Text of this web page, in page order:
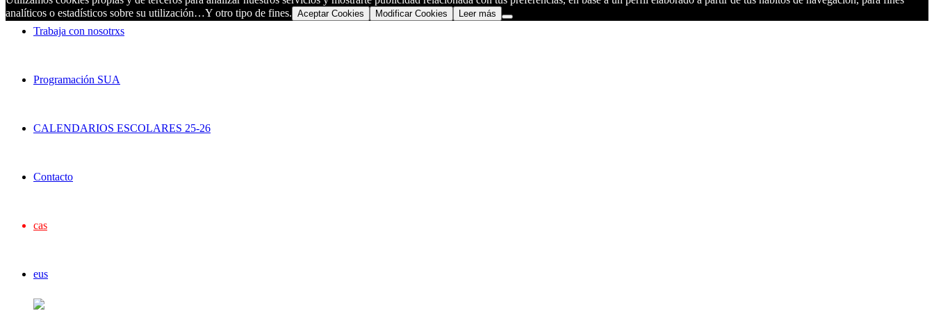
Trabaja con nosotrxs
Programación SUA
CALENDARIOS ESCOLARES 25-26
Contacto
cas
eus
analíticos o estadísticos sobre su utilización…Y otro tipo de fines. Aceptar Cookies Modificar Cookies Leer más